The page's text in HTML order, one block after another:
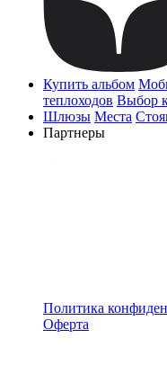
Купить альбом
теплоходов Выбор
Шлюзы Места
Партнеры
Политика
Оферта